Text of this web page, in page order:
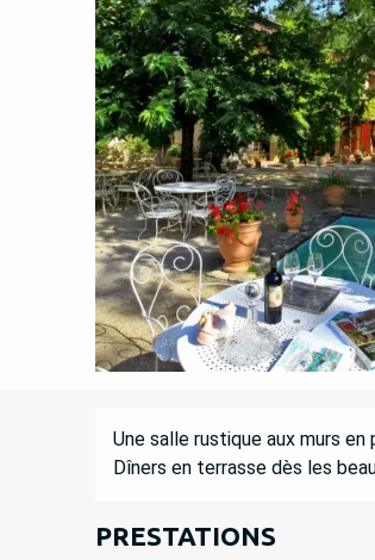
Une salle rustique aux murs
Dîners en terrasse dès les
PRESTATIONS